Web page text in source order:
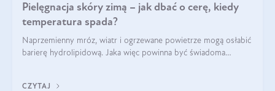
Pielęgnacja skóry zimą – jak dbać o cerę, kiedy
temperatura spada?
Naprzemienny mróz, wiatr i ogrzewane powietrze mogą osłabić
barierę hydrolipidową. Jaka więc powinna być świadoma
CZYTAJ